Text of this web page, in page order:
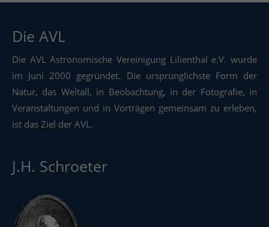
Die AVL
Die AVL Astronomische Vereinigung Lilienthal e.V. wurde
im Juni 2000 gegründet. Die ursprünglichste Form der
Natur, das Weltall, in Beobachtung, in der Fotografie, in
Veranstaltungen und in Vorträgen gemeinsam zu erleben,
ist das Ziel der AVL.
J.H. Schroeter